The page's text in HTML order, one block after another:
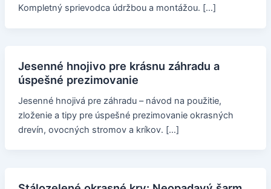
Kompletný sprievodca údržbou a montážou. […]
Jesenné hnojivo pre krásnu záhradu a
úspešné prezimovanie
Jesenné hnojivá pre záhradu – návod na použitie,
zloženie a tipy pre úspešné prezimovanie okrasných
drevín, ovocných stromov a kríkov. […]